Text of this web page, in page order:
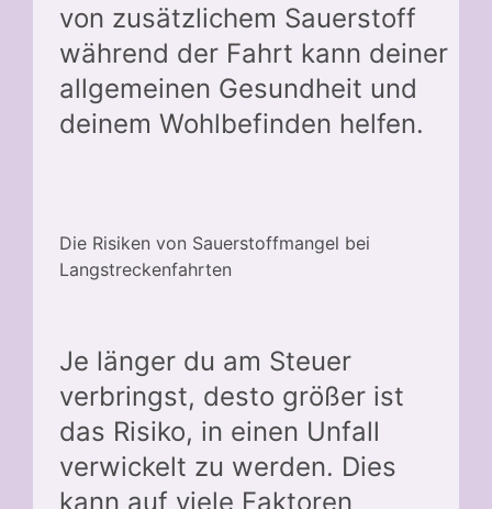
von zusätzlichem Sauerstoff
während der Fahrt kann deiner
allgemeinen Gesundheit und
deinem Wohlbefinden helfen.
Die Risiken von Sauerstoffmangel bei
Langstreckenfahrten
Je länger du am Steuer
verbringst, desto größer ist
das Risiko, in einen Unfall
verwickelt zu werden. Dies
kann auf viele Faktoren